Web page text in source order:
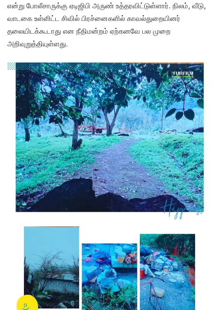
என்று போலீசாருக்கு ஏடிஜிபி அருண் உத்தரவிட்டுள்ளார். நிலம், வீடு,
வாடகை உள்ளிட்ட சிவில் பிரச்னைகளில் காவல்துறையினர்
தலையிடக்கூடாது என நீதிமன்றம் ஏற்கனவே பல முறை
அறிவுறுத்தியுள்ளது.